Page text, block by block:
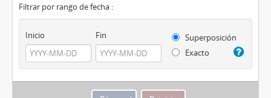
Filtrar por rango de fecha :
Inicio Fin
Superposición
Exacto